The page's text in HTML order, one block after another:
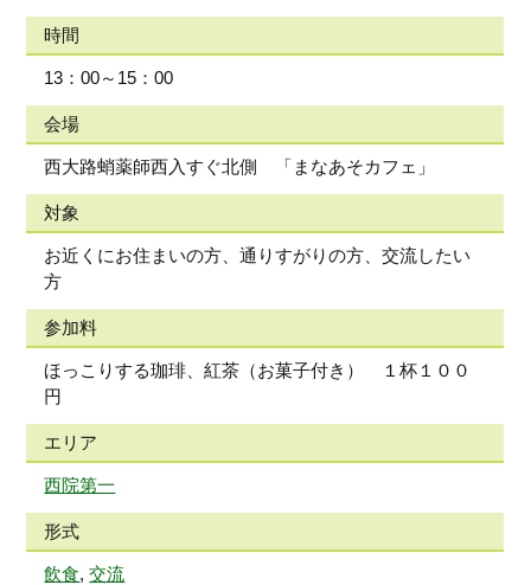
時間
13：00～15：00
会場
西大路蛸薬師西入すぐ北側 「まなあそカフェ」
対象
お近くにお住まいの方、通りすがりの方、交流したい
方
参加料
ほっこりする珈琲、紅茶（お菓子付き） １杯１００
円
エリア
西院第一
形式
飲食 ,交流